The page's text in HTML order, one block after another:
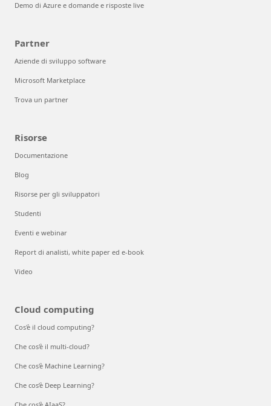
Demo di Azure e domande e risposte live
Partner
Aziende di sviluppo software
Microsoft Marketplace
Trova un partner
Risorse
Documentazione
Blog
Risorse per gli sviluppatori
Studenti
Eventi e webinar
Report di analisti, white paper ed e-book
Video
Cloud computing
Cos'è il cloud computing?
Che cos'è il multi-cloud?
Che cos'è Machine Learning?
Che cos’è Deep Learning?